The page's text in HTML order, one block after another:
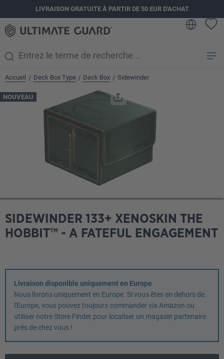
principalLIVRAISON GRATUITE À PARTIR DE 50 EUR D'ACHAT
Accueil / Deck Box Type / Deck Box / Sidewinder
NOUVEAU
Ignorer la galerie d'images
SIDEWINDER 133+ XENOSKIN THE
HOBBIT™ - A FATEFUL ENGAGEMENT
Livraison disponible uniquement en Europe
Nous livrons uniquement en Europe. Si vous êtes en dehors de
l'Europe, vous pouvez toujours commander via Amazon ou
utiliser notre Store Finder pour localiser un magasin partenaire
près de chez vous !